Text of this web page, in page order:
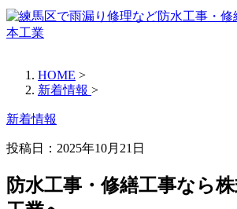
HOME >
新着情報 >
新着情報
投稿日： 2025年10月21日
防水工事・修繕工事なら